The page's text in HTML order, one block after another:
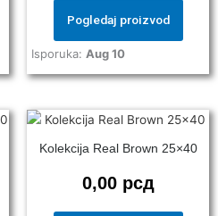
Pogledaj proizvod
Isporuka: Aug 10
Kolekcija Real Brown 25×40
0,00 рсд